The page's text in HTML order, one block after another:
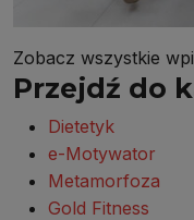
Zobacz wszystkie
Przejdź do
Dietetyk
e-Motywator
Metamorfoza
Gold Fitness